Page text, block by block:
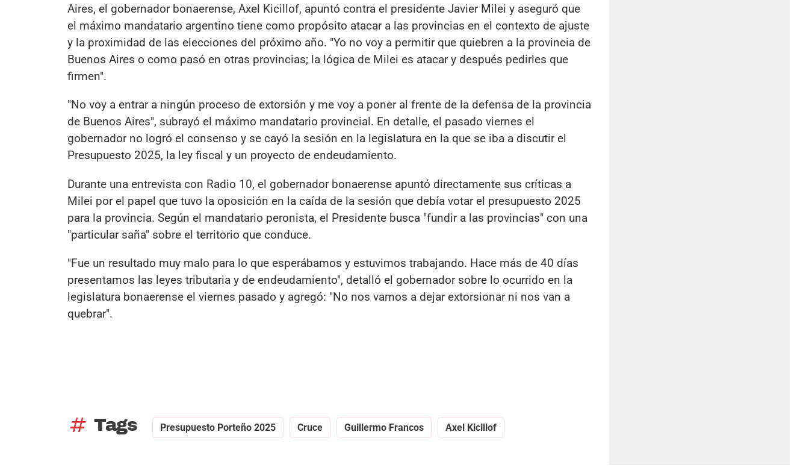
Aires, el gobernador bonaerense, Axel Kicillof, apuntó contra el presidente Javier Milei y aseguró que
el máximo mandatario argentino tiene como propósito atacar a las provincias en el contexto de ajuste
y la proximidad de las elecciones del próximo año. "Yo no voy a permitir que quiebren a la provincia de
Buenos Aires o como pasó en otras provincias; la lógica de Milei es atacar y después pedirles que
firmen".
"No voy a entrar a ningún proceso de extorsión y me voy a poner al frente de la defensa de la provincia
de Buenos Aires", subrayó el máximo mandatario provincial. En detalle, el pasado viernes el
gobernador no logró el consenso y se cayó la sesión en la legislatura en la que se iba a discutir el
Presupuesto 2025, la ley fiscal y un proyecto de endeudamiento.
Durante una entrevista con Radio 10, el gobernador bonaerense apuntó directamente sus críticas a
Milei por el papel que tuvo la oposición en la caída de la sesión que debía votar el presupuesto 2025
para la provincia. Según el mandatario peronista, el Presidente busca "fundir a las provincias" con una
"particular saña" sobre el territorio que conduce.
"Fue un resultado muy malo para lo que esperábamos y estuvimos trabajando. Hace más de 40 días
presentamos las leyes tributaria y de endeudamiento", detalló el gobernador sobre lo ocurrido en la
legislatura bonaerense el viernes pasado y agregó: "No nos vamos a dejar extorsionar ni nos van a
quebrar".
tag Tags Presupuesto Porteño 2025 Cruce Guillermo Francos Axel Kicillof